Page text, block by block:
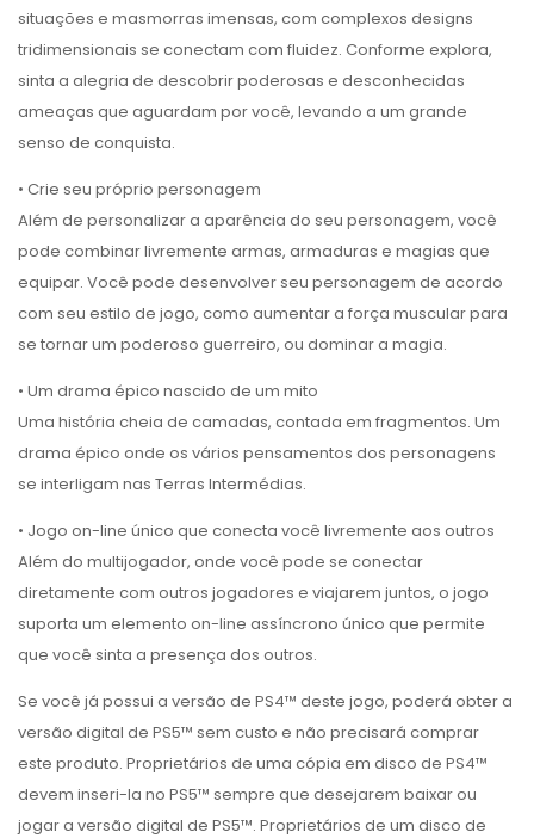
situações e masmorras imensas, com complexos designs
tridimensionais se conectam com fluidez. Conforme explora,
sinta a alegria de descobrir poderosas e desconhecidas
ameaças que aguardam por você, levando a um grande
senso de conquista.
• Crie seu próprio personagem
Além de personalizar a aparência do seu personagem, você
pode combinar livremente armas, armaduras e magias que
equipar. Você pode desenvolver seu personagem de acordo
com seu estilo de jogo, como aumentar a força muscular para
se tornar um poderoso guerreiro, ou dominar a magia.
• Um drama épico nascido de um mito
Uma história cheia de camadas, contada em fragmentos. Um
drama épico onde os vários pensamentos dos personagens
se interligam nas Terras Intermédias.
• Jogo on-line único que conecta você livremente aos outros
Além do multijogador, onde você pode se conectar
diretamente com outros jogadores e viajarem juntos, o jogo
suporta um elemento on-line assíncrono único que permite
que você sinta a presença dos outros.
Se você já possui a versão de PS4™ deste jogo, poderá obter a
versão digital de PS5™ sem custo e não precisará comprar
este produto. Proprietários de uma cópia em disco de PS4™
devem inseri-la no PS5™ sempre que desejarem baixar ou
jogar a versão digital de PS5™. Proprietários de um disco de